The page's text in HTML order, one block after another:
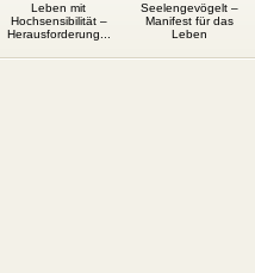
Leben mit
Hochsensibilität –
Herausforderung...
Seelengevögelt –
Manifest für das
Leben